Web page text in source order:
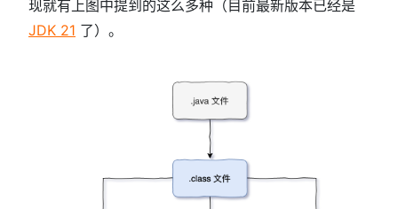
现就有上图中提到的这么多种（目前最新版本已经是
JDK 21 了）。